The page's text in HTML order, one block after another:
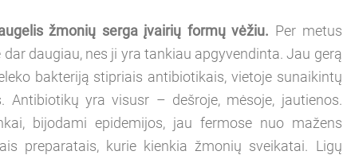
žmonių serga įvairių formų vėžiu. Per metus
daugiau, nes ji yra tankiau apgyvendinta. Jau gerą
bakteriją stipriais antibiotikais, vietoje sunaikintų
Antibiotikų yra visusr – dešroje, mėsoje, jautienos.
bijodami epidemijos, jau fermose nuo mažens
preparatais, kurie kienkia žmonių sveikatai. Ligų